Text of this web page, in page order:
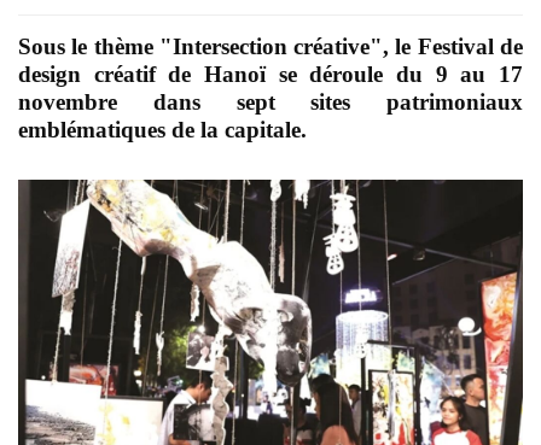
Sous le thème "Intersection créative", le Festival de
design créatif de Hanoï se déroule du 9 au 17
novembre dans sept sites patrimoniaux
emblématiques de la capitale.